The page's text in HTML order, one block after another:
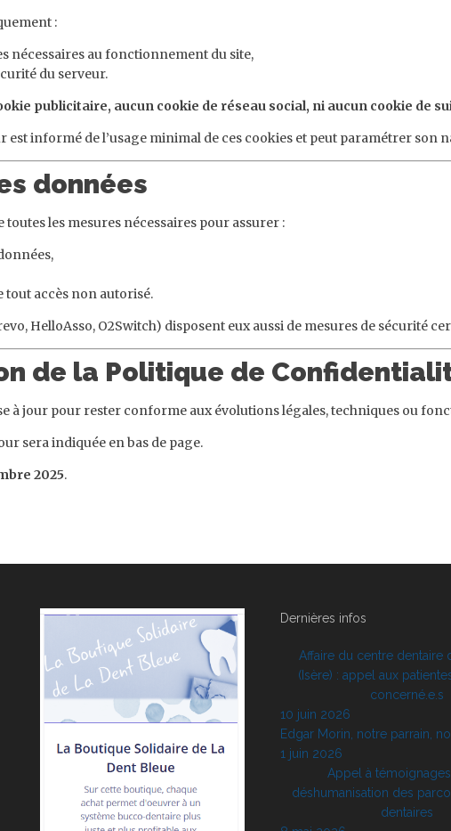
:
nécessaires au fonctionnement du site,
du serveur.
publicitaire, aucun cookie de réseau social, ni aucun cookie de
est informé de l’usage minimal de ces cookies et peut paramétrer son
données
les mesures nécessaires pour assurer :
accès non autorisé.
HelloAsso, O2Switch) disposent eux aussi de mesures de sécurité
de la Politique de
à jour pour rester conforme aux évolutions légales, techniques ou
sera indiquée en bas de page.
2025.
Dernières infos
Affaire du centre dentaire
(Isère) : appel aux
concerné.e.s
10 juin 2026
Edgar Morin, notre parrain,
1 juin 2026
Appel à
déshumanisation des
dentaires